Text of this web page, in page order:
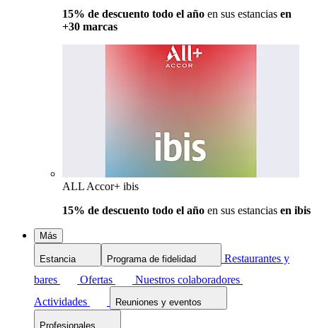
15% de descuento todo el año en sus estancias en
+30 marcas
ALL Accor+ ibis
15% de descuento todo el año en sus estancias en ibis
Más
Estancia Programa de fidelidad
Restaurantes y
bares
Ofertas
Nuestros colaboradores
Actividades
Reuniones y eventos
Profesionales